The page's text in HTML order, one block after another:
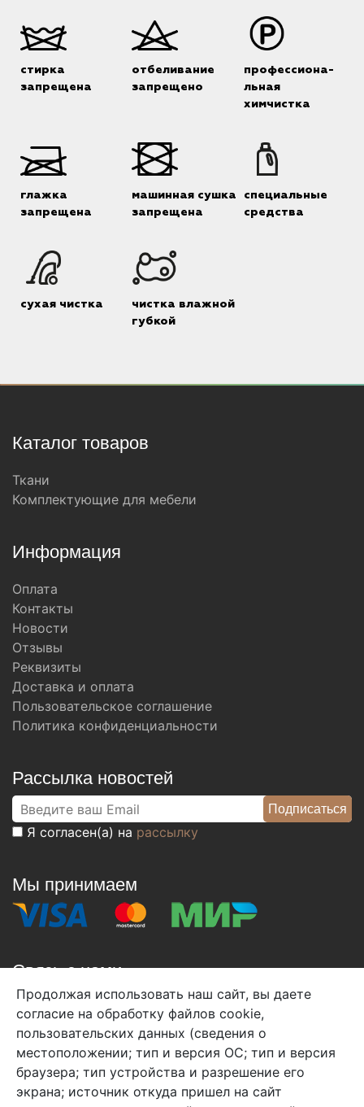
стирка
запрещена
отбеливание
запрещено
профессиона-
льная
химчистка
глажка
запрещена
машинная сушка
запрещена
специальные
средства
сухая чистка
чистка влажной
губкой
Каталог товаров
Ткани
Комплектующие для мебели
Информация
Оплата
Контакты
Новости
Отзывы
Реквизиты
Доставка и оплата
Пользовательское соглашение
Политика конфиденциальности
Рассылка новостей
Я согласен(а) на рассылку
Мы принимаем
Связь с нами
+7 (495) 933-38-08
info@arben-textile.ru- оптовые продажи
Продолжая использовать наш сайт, вы даете
согласие на обработку файлов cookie,
пользовательских данных (сведения о
местоположении; тип и версия ОС; тип и версия
браузера; тип устройства и разрешение его
экрана; источник откуда пришел на сайт